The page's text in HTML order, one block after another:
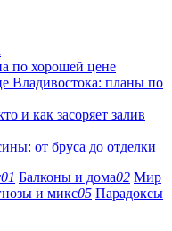
по хорошей цене
Владивостока: планы по
и как засоряет залив
от бруса до отделки
01 Балконы и дома02 Мир
и микс05 Парадоксы